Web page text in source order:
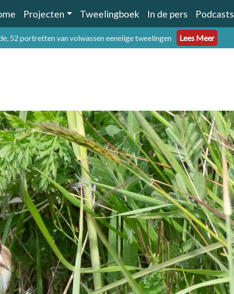
Projecten Tweelingboek In de pers Podcasts
52 portretten van volwassen eeneiige tweelingen Lees Meer